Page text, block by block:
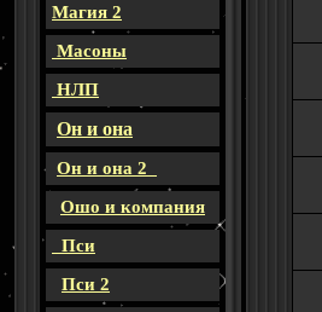
Магия 2
Масоны
НЛП
Он и она
Он и она 2
Ошо и компания
Пси
Пси 2